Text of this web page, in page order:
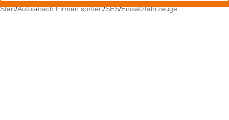
Start/Autos/nach Firmen sortiert/SES/Einsatzfahrzeuge